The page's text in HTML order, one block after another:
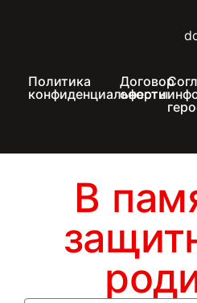
Политика
конфиденциальности
Договор
оферты
В